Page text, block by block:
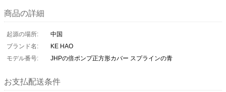
商品の詳細
起源の場所:
中国
ブランド名:
KE HAO
モデル番号:
JHPの倍ポンプ正方形カバー スプラインの青
お支払配送条件